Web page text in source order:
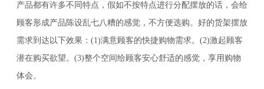
产品都有许多不同特点，假如不按特点进行分配摆放的话，会给
顾客形成产品陈设乱七八糟的感觉，不方便选购。好的货架摆放
需求到达以下效果：(1)满意顾客的快捷购物需求。(2)激起顾客
潜在购买欲望。(3)整个空间给顾客安心舒适的感觉，享用购物
体会。